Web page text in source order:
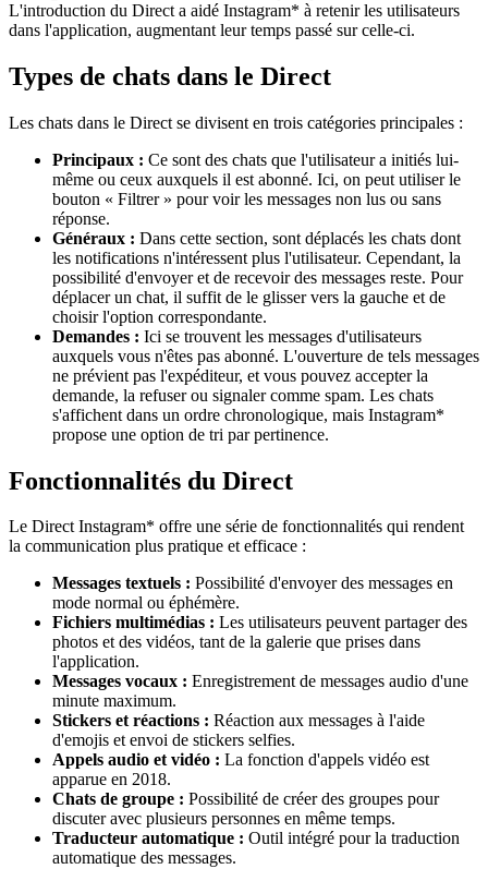
L'introduction du Direct a aidé Instagram* à retenir les utilisateurs
dans l'application, augmentant leur temps passé sur celle-ci.
Types de chats dans le Direct
Les chats dans le Direct se divisent en trois catégories principales :
Principaux : Ce sont des chats que l'utilisateur a initiés lui-
même ou ceux auxquels il est abonné. Ici, on peut utiliser le
bouton « Filtrer » pour voir les messages non lus ou sans
réponse.
Généraux : Dans cette section, sont déplacés les chats dont
les notifications n'intéressent plus l'utilisateur. Cependant, la
possibilité d'envoyer et de recevoir des messages reste. Pour
déplacer un chat, il suffit de le glisser vers la gauche et de
choisir l'option correspondante.
Demandes : Ici se trouvent les messages d'utilisateurs
auxquels vous n'êtes pas abonné. L'ouverture de tels messages
ne prévient pas l'expéditeur, et vous pouvez accepter la
demande, la refuser ou signaler comme spam. Les chats
s'affichent dans un ordre chronologique, mais Instagram*
propose une option de tri par pertinence.
Fonctionnalités du Direct
Le Direct Instagram* offre une série de fonctionnalités qui rendent
la communication plus pratique et efficace :
Messages textuels : Possibilité d'envoyer des messages en
mode normal ou éphémère.
Fichiers multimédias : Les utilisateurs peuvent partager des
photos et des vidéos, tant de la galerie que prises dans
l'application.
Messages vocaux : Enregistrement de messages audio d'une
minute maximum.
Stickers et réactions : Réaction aux messages à l'aide
d'emojis et envoi de stickers selfies.
Appels audio et vidéo : La fonction d'appels vidéo est
apparue en 2018.
Chats de groupe : Possibilité de créer des groupes pour
discuter avec plusieurs personnes en même temps.
Traducteur automatique : Outil intégré pour la traduction
automatique des messages.